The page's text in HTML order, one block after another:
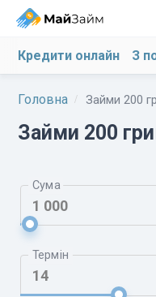
Кредити онлайн З
Головна Займи 200
Займи 200
Сума
Термін